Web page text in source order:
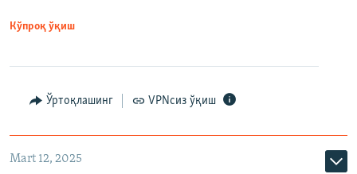
Кўпроқ ўқиш
Ўртоқлашинг VPNсиз ўқиш
Mart 12, 2025